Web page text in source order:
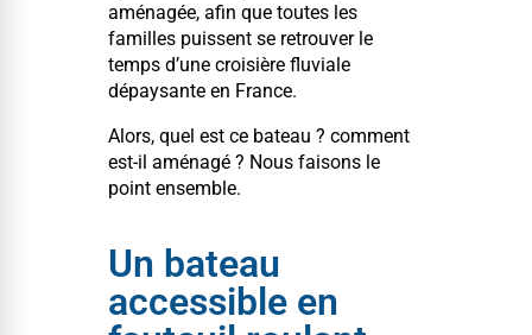
amé­nagée, afin que toutes les
familles puis­sent se retrou­ver le
temps d’une croisière flu­viale
dépaysante en France.
Alors, quel est ce bateau ? com­ment
est-il amé­nagé ? Nous faisons le
point ensemble.
Un bateau
accessible en